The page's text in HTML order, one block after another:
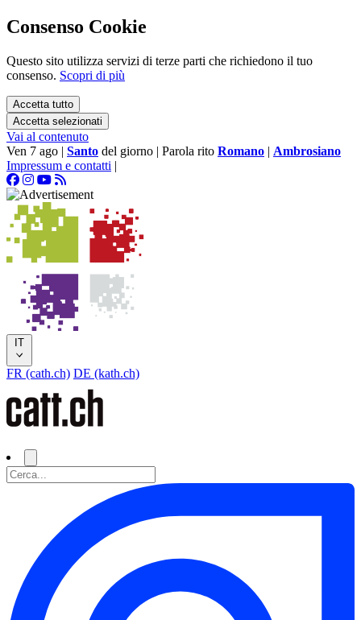
Consenso Cookie
Questo sito utilizza servizi di terze parti che richiedono il tuo
consenso. Scopri di più
Accetta tutto
Accetta selezionati
Vai al contenuto
Ven 7 ago | Santo del giorno | Parola rito Romano | Ambrosiano
Impressum e contatti |
IT
FR (cath.ch) DE (kath.ch)